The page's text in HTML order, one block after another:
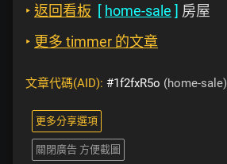
‣ 返回看板 [ home-sale ] 房屋
‣ 更多 timmer 的文章
文章代碼(AID): #1f2fxR5o (home-sale)
更多分享選項
關閉廣告 方便截圖